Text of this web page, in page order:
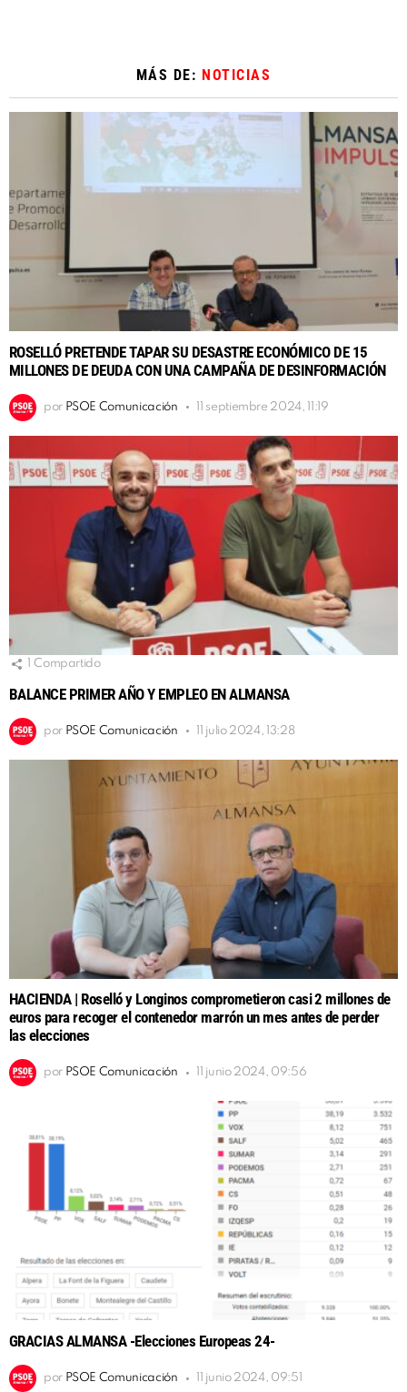
MÁS DE: NOTICIAS
ROSELLÓ PRETENDE TAPAR SU DESASTRE ECONÓMICO DE 15
MILLONES DE DEUDA CON UNA CAMPAÑA DE DESINFORMACIÓN
por PSOE Comunicación 11 septiembre 2024, 11:19
Compartido
BALANCE PRIMER AÑO Y EMPLEO EN ALMANSA
por PSOE Comunicación 11 julio 2024, 13:28
HACIENDA | Roselló y Longinos comprometieron casi 2 millones de
euros para recoger el contenedor marrón un mes antes de perder
las elecciones
por PSOE Comunicación 11 junio 2024, 09:56
GRACIAS ALMANSA -Elecciones Europeas 24-
por PSOE Comunicación 11 junio 2024, 09:51